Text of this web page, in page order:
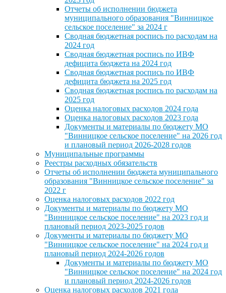
Отчеты об исполнении бюджета
муниципального образования "Винницкое
сельское поселение" за 2024 г
Сводная бюджетная роспись по расходам на
2024 год
Сводная бюджетная роспись по ИВФ
дефицита бюджета на 2024 год
Сводная бюджетная роспись по ИВФ
дефицита бюджета на 2025 год
Сводная бюджетная роспись по расходам на
2025 год
Оценка налоговых расходов 2024 года
Оценка налоговых расходов 2023 года
Документы и материалы по бюджету МО
"Винницкое сельское поселение" на 2026 год
и плановый период 2026-2028 годов
Муниципальные программы
Реестры расходных обязательств
Отчеты об исполнении бюджета муниципального
образования "Винницкое сельское поселение" за
2022 г
Оценка налоговых расходов 2022 год
Документы и материалы по бюджету МО
"Винницкое сельское поселение" на 2023 год и
плановый период 2023-2025 годов
Документы и материалы по бюджету МО
"Винницкое сельское поселение" на 2024 год и
плановый период 2024-2026 годов
Документы и материалы по бюджету МО
"Винницкое сельское поселение" на 2024 год
и плановый период 2024-2026 годов
Оценка налоговых расходов 2021 года